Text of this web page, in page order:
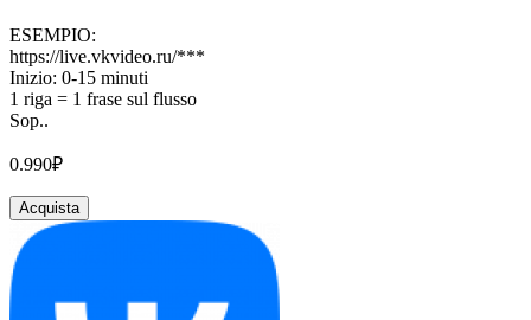
ESEMPIO:
https://live.vkvideo.ru/***
Inizio: 0-15 minuti
1 riga = 1 frase sul flusso
Sop..
0.990₽
Acquista